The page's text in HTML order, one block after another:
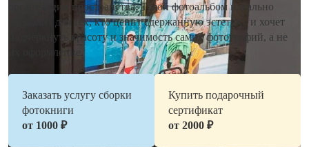
организации пространства. Такой фотоальбом идеально
подходит для тех, кто ценит сдержанную эстетику и хочет
подчеркнуть красоту и значимость самих фотографий, а не
их оформление.
Заказать услугу сборки
фотокниги
от 1000 ₽
Купить подарочный
сертификат
от 2000 ₽